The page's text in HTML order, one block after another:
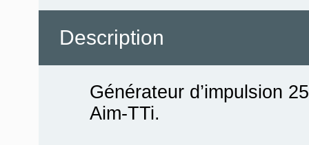
Description
Générateur d’impulsion
Aim-TTi.